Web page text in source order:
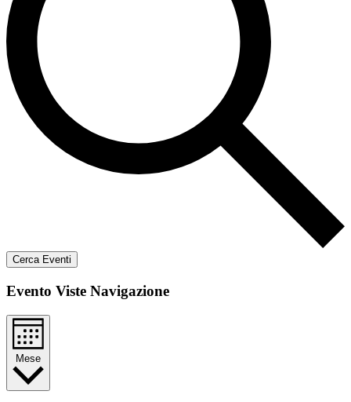
Cerca Eventi
Evento Viste Navigazione
Mese